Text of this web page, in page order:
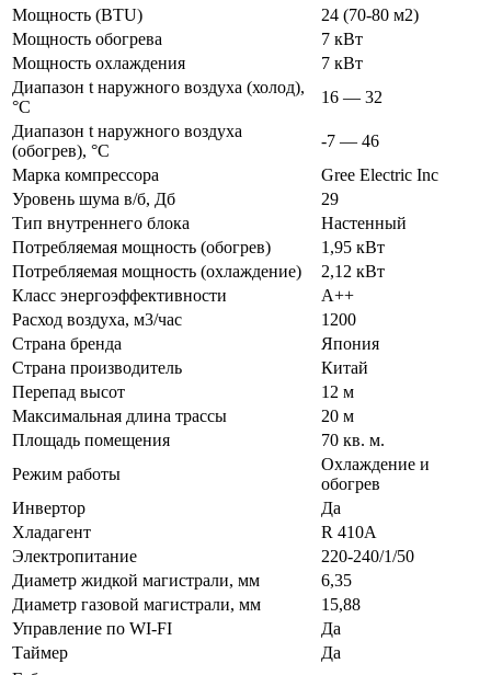
Мощность (BTU)
24 (70-80 м2)
Мощность обогрева
7 кВт
Мощность охлаждения
7 кВт
Диапазон t наружного воздуха (холод),
°C
16 — 32
Диапазон t наружного воздуха
(обогрев), °C
-7 — 46
Марка компрессора
Gree Electric Inc
Уровень шума в/б, Дб
29
Тип внутреннего блока
Настенный
Потребляемая мощность (обогрев)
1,95 кВт
Потребляемая мощность (охлаждение)
2,12 кВт
Класс энергоэффективности
A++
Расход воздуха, м3/час
1200
Страна бренда
Япония
Страна производитель
Китай
Перепад высот
12 м
Максимальная длина трассы
20 м
Площадь помещения
70 кв. м.
Режим работы
Охлаждение и
обогрев
Инвертор
Да
Хладагент
R 410A
Электропитание
220-240/1/50
Диаметр жидкой магистрали, мм
6,35
Диаметр газовой магистрали, мм
15,88
Управление по WI-FI
Да
Таймер
Да